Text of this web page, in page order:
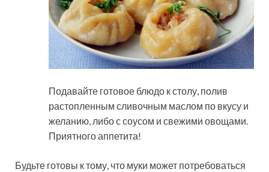
Подавайте готовое блюдо к столу, полив
растопленным сливочным маслом по вкусу и
желанию, либо с соусом и свежими овощами.
Приятного аппетита!
Будьте готовы к тому, что муки может потребоваться